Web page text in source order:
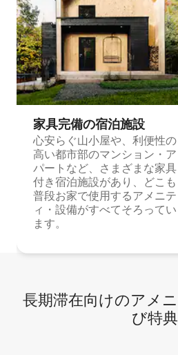
家具完備の宿⁠泊⁠施⁠設
心安らぐ山小屋や、利便性の
高い都市部のマンション・ア
パートなど、さまざまな家具
付き宿泊施設があり、どこも
普段お家で使用するアメニテ
ィ・設備がすべてそろってい
ます。
長期滞在向け⁠のア⁠メ⁠
び特⁠典